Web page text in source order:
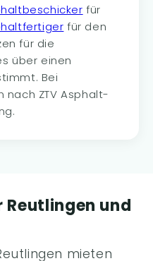
für
für den
für die
über einen
Bei
ZTV Asphalt-
und
mieten